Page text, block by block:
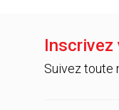
Suivez toute